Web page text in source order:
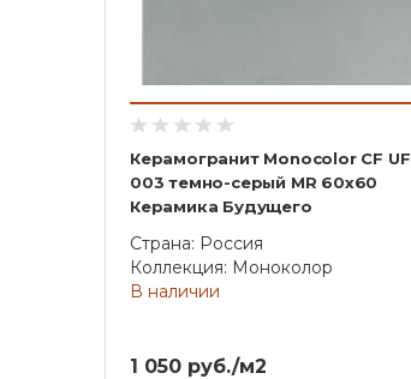
Керамогранит Monocolor CF UF
003 темно-серый MR 60x60
Керамика Будущего
Страна: Россия
Коллекция: Моноколор
В наличии
1 050 руб./м2